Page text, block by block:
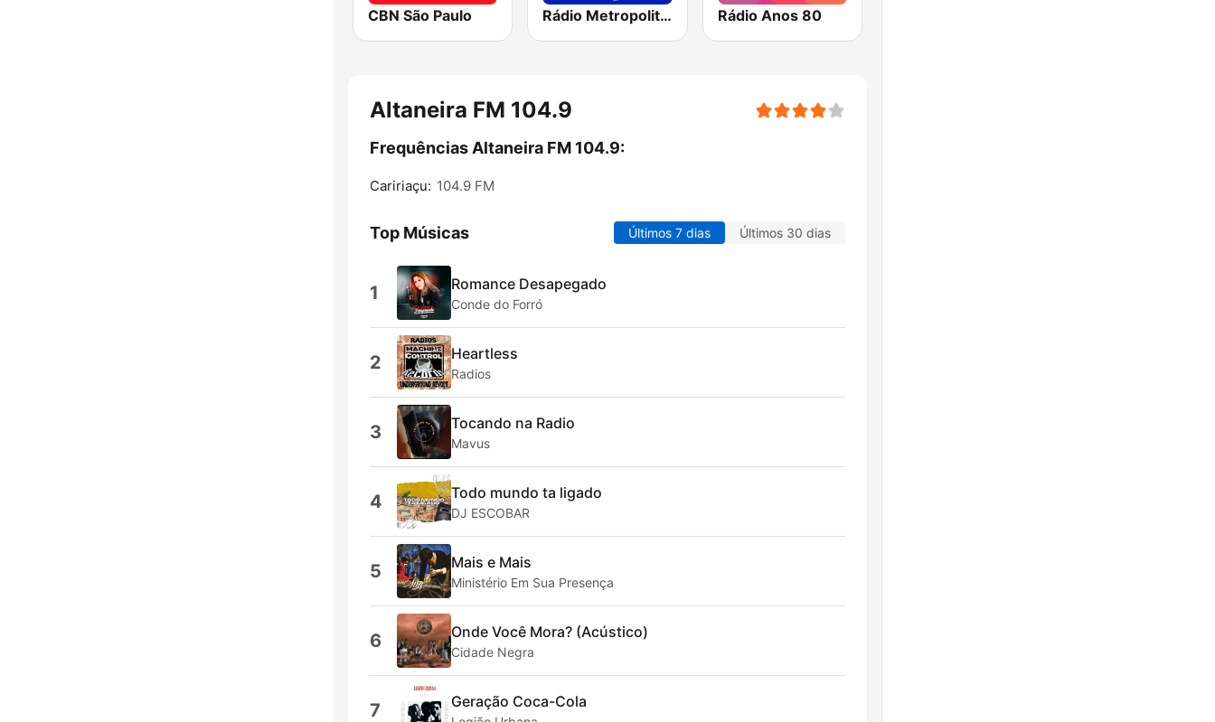
CBN São Paulo Rádio Metropolitana 98.5 FM Rádio Anos 80
Altaneira FM 104.9
Frequências Altaneira FM 104.9:
Caririaçu: 104.9 FM
Top Músicas Últimos 7 dias Últimos 30 dias
1 Romance Desapegado
Conde do Forró
2 Heartless
Radios
3 Tocando na Radio
Mavus
4 Todo mundo ta ligado
DJ ESCOBAR
5 Mais e Mais
Ministério Em Sua Presença
6 Onde Você Mora? (Acústico)
Cidade Negra
7 Geração Coca-Cola